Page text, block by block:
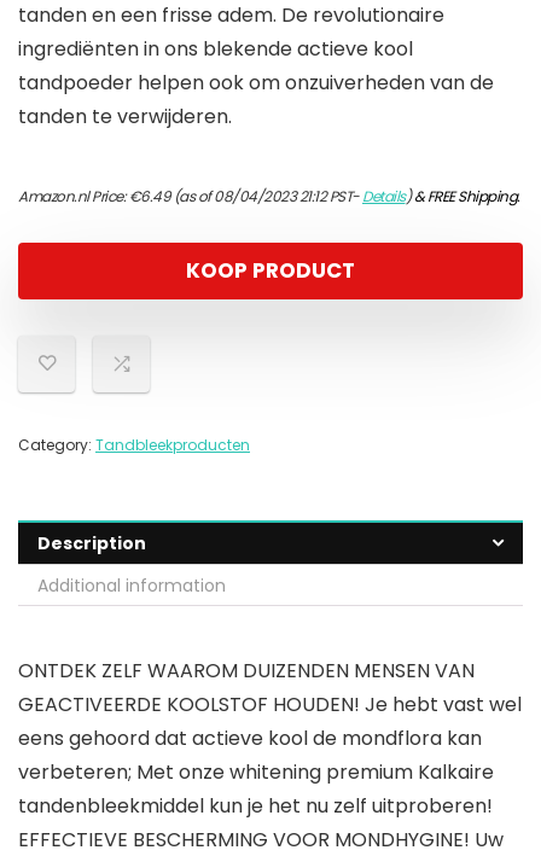
tanden en een frisse adem. De revolutionaire
ingrediënten in ons blekende actieve kool
tandpoeder helpen ook om onzuiverheden van de
tanden te verwijderen.
Amazon.nl Price:€6.49(as of 08/04/2023 21:12 PST-Details)&FREE Shipping.
KOOP PRODUCT
Category: Tandbleekproducten
Description
Additional information
ONTDEK ZELF WAAROM DUIZENDEN MENSEN VAN
GEACTIVEERDE KOOLSTOF HOUDEN! Je hebt vast wel
eens gehoord dat actieve kool de mondflora kan
verbeteren; Met onze whitening premium Kalkaire
tandenbleekmiddel kun je het nu zelf uitproberen!
EFFECTIEVE BESCHERMING VOOR MONDHYGINE! Uw